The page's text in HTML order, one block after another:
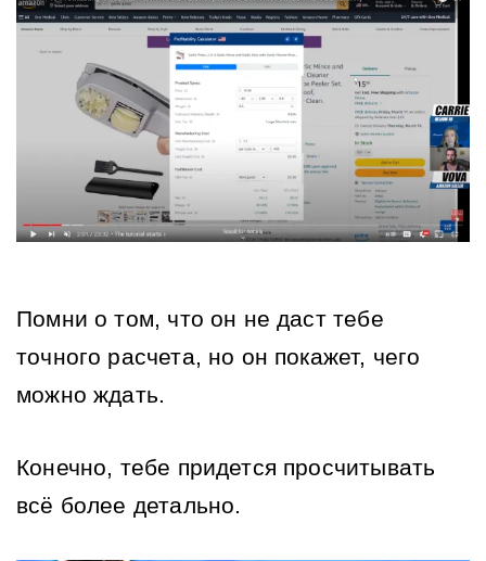
Помни о том, что он не даст тебе
точного расчета, но он покажет, чего
можно ждать.
Конечно, тебе придется просчитывать
всё более детально.